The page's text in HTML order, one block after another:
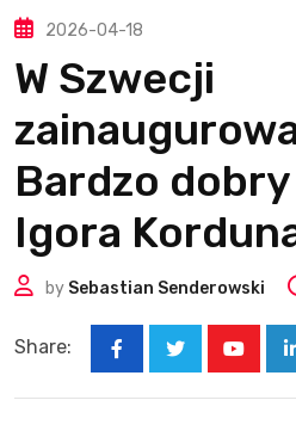
2026-04-18
W Szwecji
Bardzo
Igora
by Sebastian Senderowski
Share: